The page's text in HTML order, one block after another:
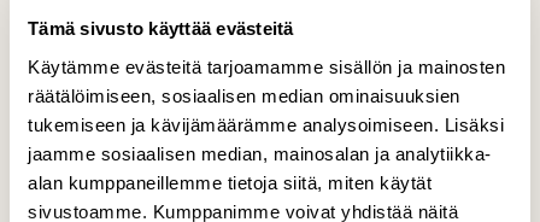
Tämä sivusto käyttää evästeitä
Käytämme evästeitä tarjoamamme sisällön ja mainosten
räätälöimiseen, sosiaalisen median ominaisuuksien
tukemiseen ja kävijämäärämme analysoimiseen. Lisäksi
jaamme sosiaalisen median, mainosalan ja analytiikka-
alan kumppaneillemme tietoja siitä, miten käytät
sivustoamme. Kumppanimme voivat yhdistää näitä
Heijastus